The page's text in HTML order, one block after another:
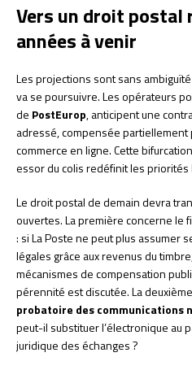
Vers un droit postal
années à venir
Les projections sont sans
va se poursuivre. Les opérateurs
de PostEurop, anticipent une
adressé, compensée partiellement
commerce en ligne. Cette
essor du colis redéfinit les priorités
Le droit postal de demain devra
ouvertes. La première concerne le
: si La Poste ne peut plus assumer
légales grâce aux revenus du
mécanismes de compensation
pérennité est discutée. La
probatoire des communications
peut-il substituer l’électronique au
juridique des échanges ?